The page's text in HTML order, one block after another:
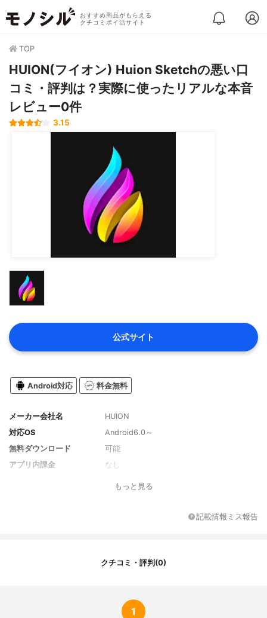
おすすめ商品がもらえる
クチコミポイ活サイト
TOP
HUION(フイオン) Huion Sketchの悪い口
コミ・評判は？実際に使ったリアルな本音
レビュー0件
3.15
公式サイト
Android対応 料金無料
メーカー会社名
HUION
対応OS
Android6.0～
無料ダウンロード
可能
アプリ内課金
なし
もっと見る
記載情報ミス報告
クチコミ・評判(0)
1